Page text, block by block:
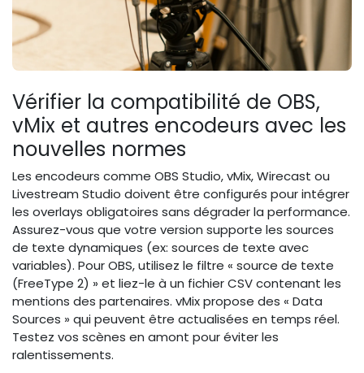
Vérifier la compatibilité de OBS,
vMix et autres encodeurs avec les
nouvelles normes
Les encodeurs comme OBS Studio, vMix, Wirecast ou
Livestream Studio doivent être configurés pour intégrer
les overlays obligatoires sans dégrader la performance.
Assurez-vous que votre version supporte les sources
de texte dynamiques (ex: sources de texte avec
variables). Pour OBS, utilisez le filtre « source de texte
(FreeType 2) » et liez-le à un fichier CSV contenant les
mentions des partenaires. vMix propose des « Data
Sources » qui peuvent être actualisées en temps réel.
Testez vos scènes en amont pour éviter les
ralentissements.